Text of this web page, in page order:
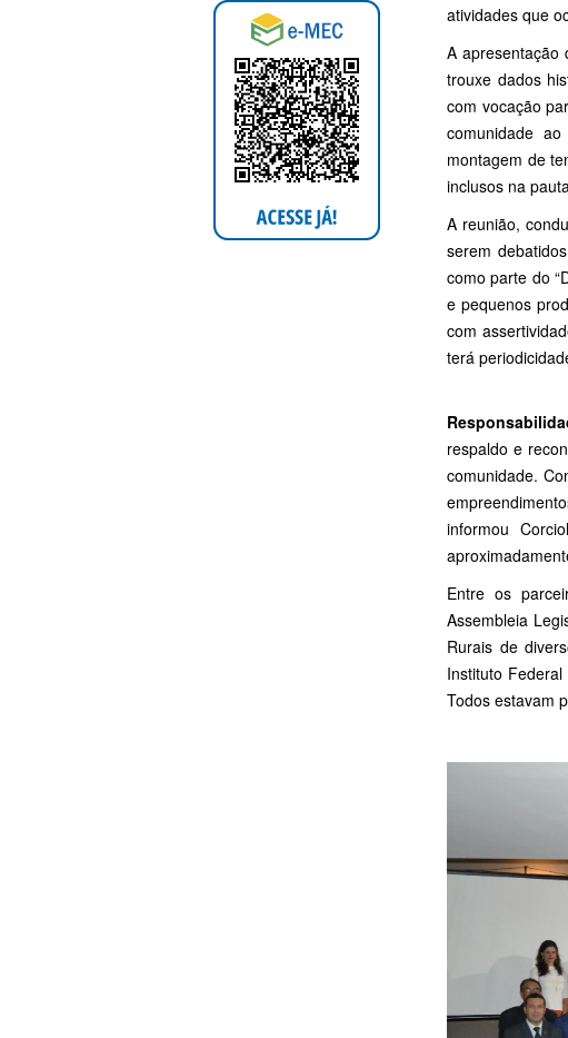
atividades que
A apresentação
trouxe dados
com vocação
comunidade
montagem de
inclusos na
A reunião,
serem
como parte do
e pequenos
com
terá
respaldo e
comunidade.
informou
Entre os
Assembleia
Rurais de
Instituto
Todos estavam